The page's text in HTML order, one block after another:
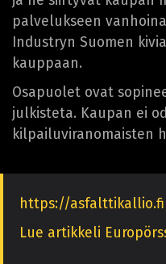
palvelukseen
Industryn Suomen
kauppaan.
Osapuolet ovat
julkisteta. Kaupan ei
kilpailuviranomaisten
https://
Lue artikkeli